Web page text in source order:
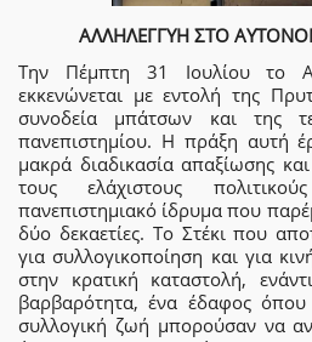
ΑΛΛΗΛΕΓΓΥΗ ΣΤΟ
Την Πέμπτη 31 Ιουλίου το
εκκενώνεται με εντολή της
συνοδεία μπάτσων και της
πανεπιστημίου. Η πράξη αυτή
μακρά διαδικασία απαξίωσης
τους ελάχιστους
πανεπιστημιακό ίδρυμα που
δύο δεκαετίες. Το Στέκι που
για συλλογικοποίηση και για
στην κρατική καταστολή,
βαρβαρότητα, ένα έδαφος
συλλογική ζωή μπορούσαν να